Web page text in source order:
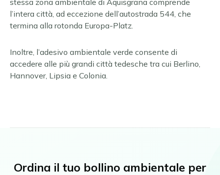
l’intera città, ad eccezione dell’autostrada 544, che
termina alla rotonda Europa-Platz.
Inoltre, l’adesivo ambientale verde consente di
accedere alle più grandi città tedesche tra cui Berlino,
Hannover, Lipsia e Colonia.
Ordina il tuo bollino ambientale per